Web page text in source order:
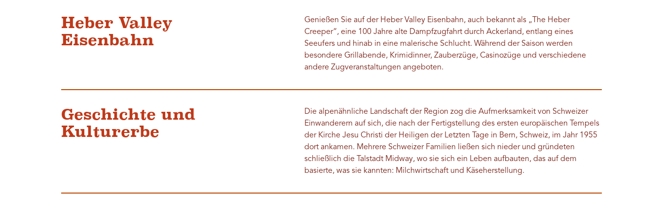
Heber Valley
Eisenbahn
Genießen Sie auf der Heber Valley Eisenbahn, auch bekannt als „The Heber
Creeper“, eine 100 Jahre alte Dampfzugfahrt durch Ackerland, entlang eines
Seeufers und hinab in eine malerische Schlucht. Während der Saison werden
besondere Grillabende, Krimidinner, Zauberzüge, Casinozüge und verschiedene
andere Zugveranstaltungen angeboten.
Geschichte und
Kulturerbe
Die alpenähnliche Landschaft der Region zog die Aufmerksamkeit von Schweizer
Einwanderern auf sich, die nach der Fertigstellung des ersten europäischen Tempels
der Kirche Jesu Christi der Heiligen der Letzten Tage in Bern, Schweiz, im Jahr 1955
dort ankamen. Mehrere Schweizer Familien ließen sich nieder und gründeten
schließlich die Talstadt Midway, wo sie sich ein Leben aufbauten, das auf dem
basierte, was sie kannten: Milchwirtschaft und Käseherstellung.